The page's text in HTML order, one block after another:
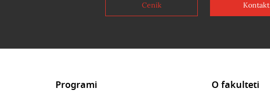
Cenik Kontakt
Programi O fakulteti